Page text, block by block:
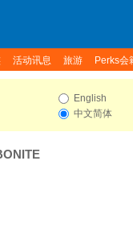
活动讯息 旅游 Perks会
English
中文简体